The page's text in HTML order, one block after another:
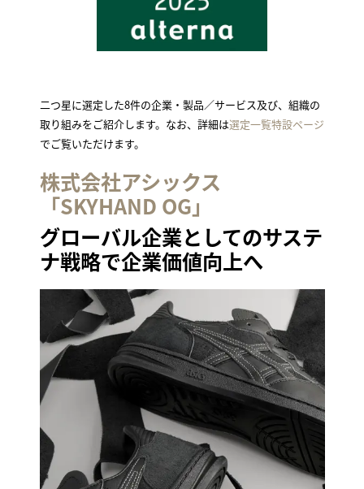
二つ星に選定した8件の企業・製品／サービス及び、組織の
取り組みをご紹介します。なお、詳細は選定一覧特設ページ
でご覧いただけます。
株式会社アシックス
「SKYHAND OG」
グローバル企業としてのサステ
ナ戦略で企業価値向上へ